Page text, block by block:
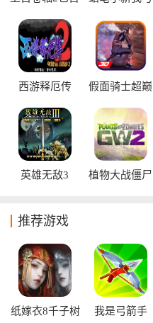
西游释厄传
假面骑士超巅
英雄无敌3
植物大战僵尸
推荐游戏
纸嫁衣8千子树 我是弓箭手